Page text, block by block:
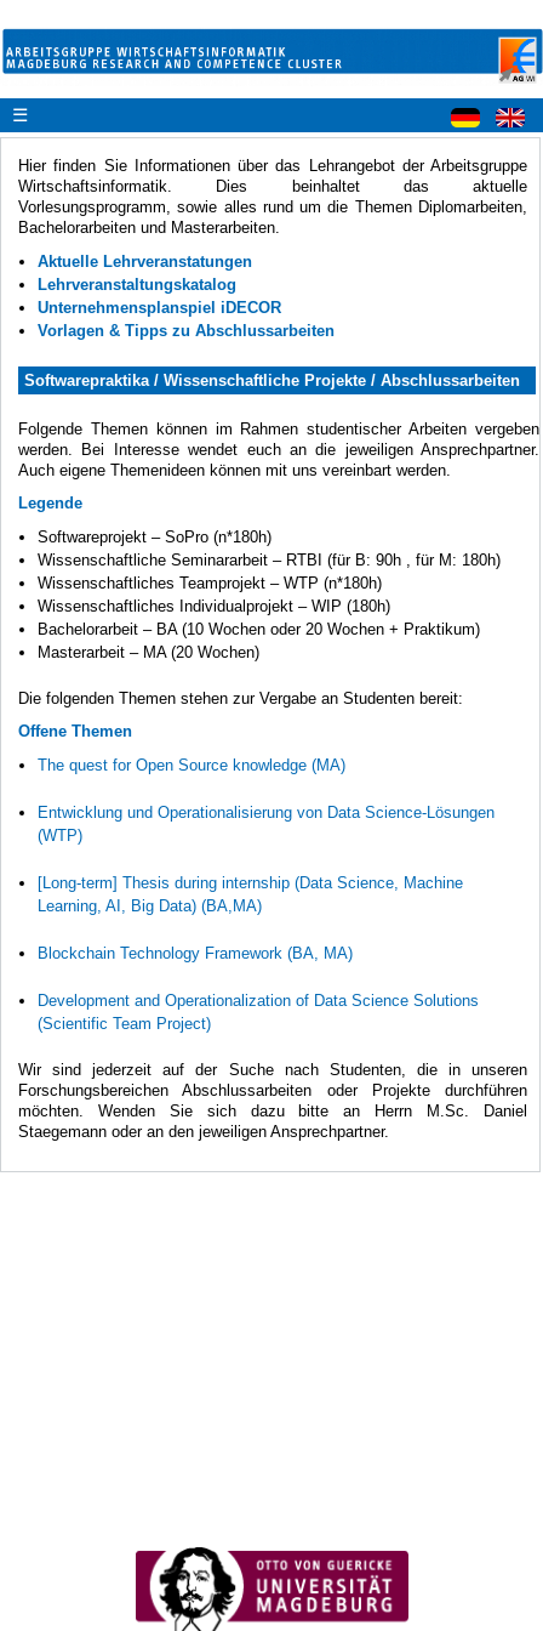
☰
Hier finden Sie Informationen über das Lehrangebot der Arbeitsgruppe
Wirtschaftsinformatik. Dies beinhaltet das aktuelle
Vorlesungsprogramm, sowie alles rund um die Themen Diplomarbeiten,
Bachelorarbeiten und Masterarbeiten.
Aktuelle Lehrveranstatungen
Lehrveranstaltungskatalog
Unternehmensplanspiel iDECOR
Vorlagen & Tipps zu Abschlussarbeiten
Softwarepraktika / Wissenschaftliche Projekte / Abschlussarbeiten
Folgende Themen können im Rahmen studentischer Arbeiten vergeben
werden. Bei Interesse wendet euch an die jeweiligen Ansprechpartner.
Auch eigene Themenideen können mit uns vereinbart werden.
Legende
Softwareprojekt – SoPro (n*180h)
Wissenschaftliche Seminararbeit – RTBI (für B: 90h , für M: 180h)
Wissenschaftliches Teamprojekt – WTP (n*180h)
Wissenschaftliches Individualprojekt – WIP (180h)
Bachelorarbeit – BA (10 Wochen oder 20 Wochen + Praktikum)
Masterarbeit – MA (20 Wochen)
Die folgenden Themen stehen zur Vergabe an Studenten bereit:
Offene Themen
The quest for Open Source knowledge (MA)
Entwicklung und Operationalisierung von Data Science-Lösungen
(WTP)
[Long-term] Thesis during internship (Data Science, Machine
Learning, AI, Big Data) (BA,MA)
Blockchain Technology Framework (BA, MA)
Development and Operationalization of Data Science Solutions
(Scientific Team Project)
Wir sind jederzeit auf der Suche nach Studenten, die in unseren
Forschungsbereichen Abschlussarbeiten oder Projekte durchführen
möchten. Wenden Sie sich dazu bitte an Herrn M.Sc. Daniel
Staegemann oder an den jeweiligen Ansprechpartner.